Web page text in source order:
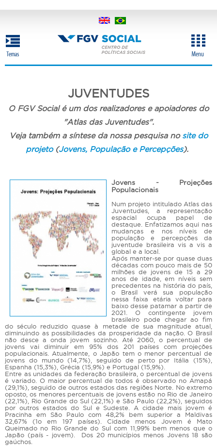
conteúdo
principal
JUVENTUDES
O FGV Social é um dos realizadores e apoiadores do
"Atlas das Juventudes".
Veja também a síntese da nossa pesquisa no site do
projeto(Jovens, População e Percepções).
Jovens - Projeções
Populacionais
Num projeto intitulado Atlas das
Juventudes, a representação
espacial ocupa papel de
destaque. Enfatizamos aqui nas
mudanças e nos níveis de
população e percepções da
juventude brasileira vis a vis a
global e a local.
Após manter-se por quase duas
décadas com pouco mais de 50
milhões de jovens de 15 a 29
anos de idade, em níveis sem
precedentes na história do país,
o Brasil verá sua população
nessa faixa etária voltar para
baixo desse patamar a partir de
2021. O contingente jovem
brasileiro pode chegar ao fim
do século reduzido quase à metade de sua magnitude atual,
diminuindo as possibilidades da prosperidade da nação. O Brasil
não desce a onda jovem sozinho. Até 2060, o percentual de
jovens vai diminuir em 95% dos 201 países com projeções
populacionais. Atualmente, o Japão tem o menor percentual de
jovens do mundo (14,7%), seguido de perto por Itália (15%),
Espanha (15,3%), Grécia (15,9%) e Portugal (15,9%).
Entre as unidades da federação brasileira, o percentual de jovens
é variado. O maior percentual de todos é observado no Amapá
(29,1%), seguido de outros estados das regiões Norte. No extremo
oposto, os menores percentuais de jovens estão no Rio de Janeiro
(22,1%), Rio Grande do Sul (22,1%) e São Paulo (22,2%), seguidos
por outros estados do Sul e Sudeste. A cidade mais jovem é
Pracinha em São Paulo com 48,2% bem superior a Maldivas
32,67% (1o em 197 países). Cidade menos Jovem é Mato
Queimado no Rio Grande do Sul com 11,99% bem menos que o
Japão (país - jovem). Dos 20 municípios menos Jovens 18 são
gaúchos.